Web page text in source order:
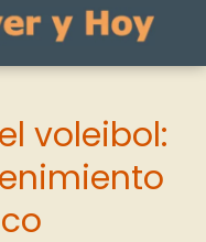
voleibol: